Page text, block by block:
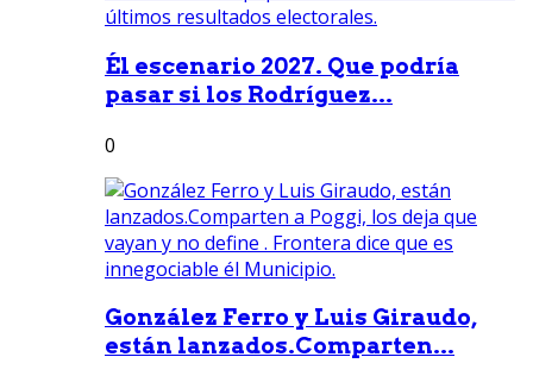
Él escenario 2027. Que podría
pasar si los Rodríguez...
0
González Ferro y Luis Giraudo,
están lanzados.Comparten...